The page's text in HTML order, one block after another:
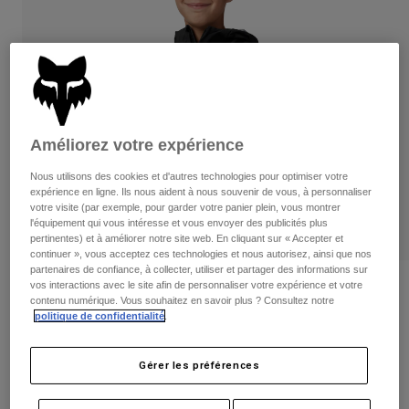
Pantalons
Shorts
Gants
Protections
Masques
Chaussettes
Accessoires
Gants
Vestes
Protections
Masques
Chaussettes
Sacs et accessoires
Voir tout
Femme
T-shirts et tops
Sweats et Pulls
Vestes
Pantalons
Chemises
Voir tout
Enfants
Masques
Chaussettes
Voir tout
Moto
Casques
Maillots
Pantalons
Bottes
Masques
Avis
Veste Ranger 2.5-Layer Water — Junior
Price reduced from
to
Améliorez votre expérience
Nous utilisons des cookies et d'autres technologies pour optimiser votre
expérience en ligne. Ils nous aident à nous souvenir de vous, à personnaliser
votre visite (par exemple, pour garder votre panier plein, vous montrer
l'équipement qui vous intéresse et vous envoyer des publicités plus
pertinentes) et à améliorer notre site web. En cliquant sur « Accepter et
continuer », vous acceptez ces technologies et nous autorisez, ainsi que nos
partenaires de confiance, à collecter, utiliser et partager des informations sur
vos interactions avec le site afin de personnaliser votre expérience et votre
contenu numérique. Vous souhaitez en savoir plus ? Consultez notre
politique de confidentialité
Gérer les préférences